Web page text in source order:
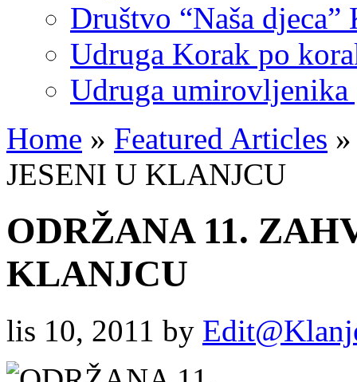
Društvo “Naša djeca”
Udruga Korak po
Udruga umirovljenika
Home » Featured Articles »
JESENI U KLANJCU
ODRŽANA 11.
KLANJCU
lis 10, 2011 by